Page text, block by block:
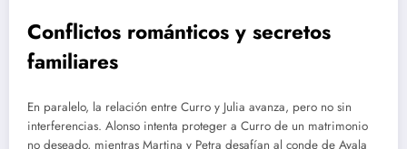
Conflictos románticos y secretos
familiares
En paralelo, la relación entre Curro y Julia avanza, pero no sin
interferencias. Alonso intenta proteger a Curro de un matrimonio
no deseado, mientras Martina y Petra desafían al conde de Ayala